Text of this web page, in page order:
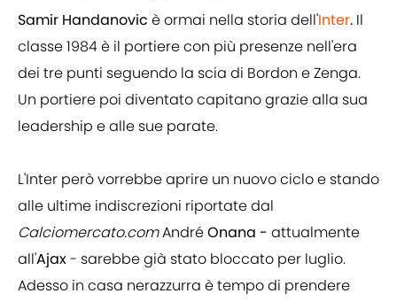
Samir Handanovic è ormai nella storia dell'Inter. Il
classe 1984 è il portiere con più presenze nell'era
dei tre punti seguendo la scia di Bordon e Zenga.
Un portiere poi diventato capitano grazie alla sua
leadership e alle sue parate.
L'Inter però vorrebbe aprire un nuovo ciclo e stando
alle ultime indiscrezioni riportate dal
Calciomercato.comAndréOnana - attualmente
all'Ajax- sarebbe già stato bloccato per luglio.
Adesso in casa nerazzurra è tempo di prendere